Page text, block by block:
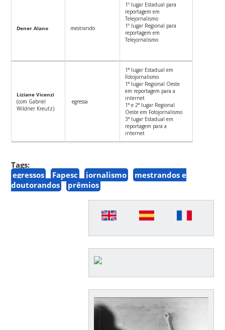
Dener Alano mestrando
1º lugar Estadual para
reportagem em
Telejornalismo
1º lugar Regional para
reportagem em
Telejornalismo
Liziane Vicenzi
(com Gabriel
Wildner Kreutz)
egressa
1° lugar Estadual em
Fotojornalismo
1° lugar Regional Oeste
em reportagem para a
internet
1° e 2° lugar Regional
Oeste em Fotojornalismo
3° lugar Estadual em
reportagem para a
internet
Tags:
egressos
Fapesc jornalismo
mestrandos e
doutorandos
prêmios